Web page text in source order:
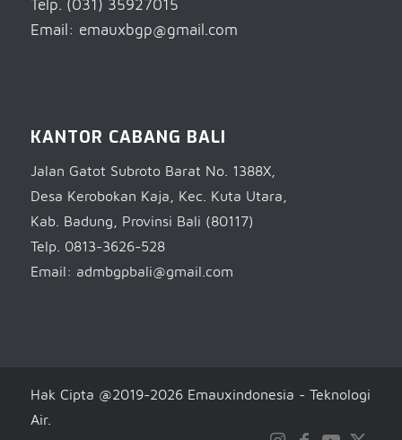
Telp. (031) 35927015
Email: emauxbgp@gmail.com
KANTOR CABANG BALI
Jalan Gatot Subroto Barat No. 1388X,
Desa Kerobokan Kaja, Kec. Kuta Utara,
Kab. Badung, Provinsi Bali (80117)
Telp. 0813-3626-528
Email: admbgpbali@gmail.com
Hak Cipta @2019-2026 Emauxindonesia - Teknologi
Air.